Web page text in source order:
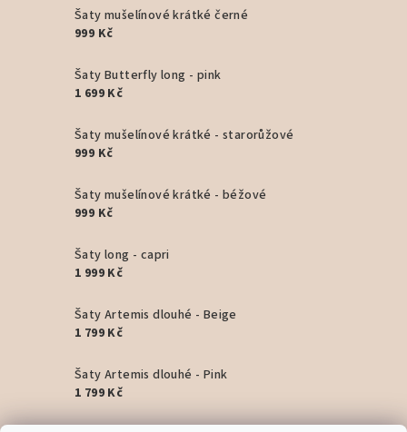
Šaty mušelínové krátké černé
999 Kč
Šaty Butterfly long - pink
1 699 Kč
Šaty mušelínové krátké - starorůžové
999 Kč
Šaty mušelínové krátké - béžové
999 Kč
Šaty long - capri
1 999 Kč
Šaty Artemis dlouhé - Beige
1 799 Kč
Šaty Artemis dlouhé - Pink
1 799 Kč